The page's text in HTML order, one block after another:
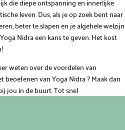
die diepe ontspanning en innerlijke
leven. Dus, als je op zoek bent naar
beter te slapen en je algehele welzijn
Nidra een kans te geven. Het kost
weten over de voordelen van
van Yoga Nidra ? Maak dan
jou in de buurt. Tot snel